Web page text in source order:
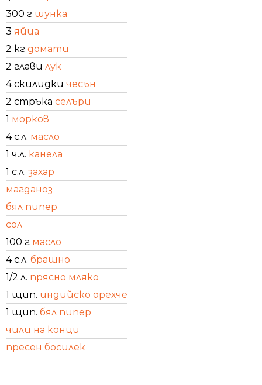
300 г шунка
3 яйца
2 кг домати
2 глави лук
4 скилидки чесън
2 стръка селъри
1 морков
4 с.л. масло
1 ч.л. канела
1 с.л. захар
магданоз
бял пипер
сол
100 г масло
4 с.л. брашно
1/2 л. прясно мляко
1 щип. индийско орехче
1 щип. бял пипер
чили на конци
пресен босилек